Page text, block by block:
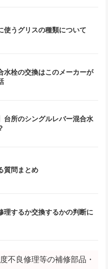
使うグリスの種類について
水栓の交換はこのメーカーが
台所のシングルレバー混合水
質問まとめ
理するか交換するかの判断に
不良修理等の補修部品・